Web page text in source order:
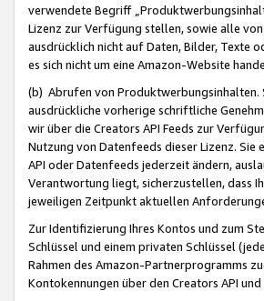
verwendete Begriff
Lizenz zur Verfügung stellen, sowie alle
ausdrücklich nicht auf Daten, Bilder, Texte
es sich nicht um eine Amazon-Website
(b) Abrufen von Produktwerbungsinhalten.
ausdrückliche vorherige schriftliche
wir über die Creators API Feeds zur
Nutzung von Datenfeeds dieser Lizenz. Sie
API oder Datenfeeds jederzeit ändern,
Verantwortung liegt, sicherzustellen, dass
jeweiligen Zeitpunkt aktuellen
Zur Identifizierung Ihres Kontos und zum
Schlüssel und einem privaten Schlüssel
Rahmen des Amazon-Partnerprogramms
Kontokennungen über den Creators API